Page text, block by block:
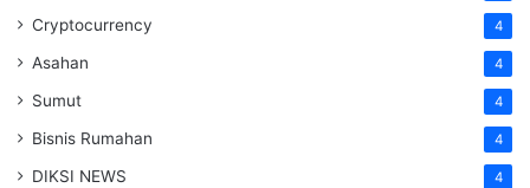
Cryptocurrency 4
Asahan 4
Sumut 4
Bisnis Rumahan 4
DIKSI NEWS 4